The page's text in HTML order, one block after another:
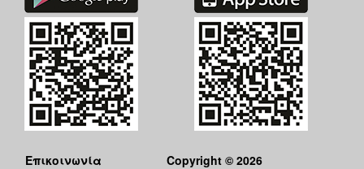
Επικοινωνία
Copyright © 2026